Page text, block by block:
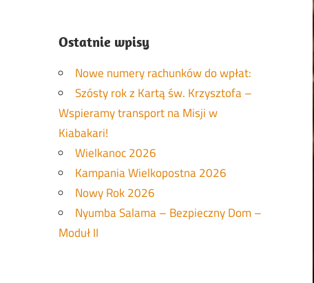
Ostatnie wpisy
Nowe numery rachunków do wpłat:
Szósty rok z Kartą św. Krzysztofa –
Wspieramy transport na Misji w
Kiabakari!
Wielkanoc 2026
Kampania Wielkopostna 2026
Nowy Rok 2026
Nyumba Salama – Bezpieczny Dom –
Moduł II